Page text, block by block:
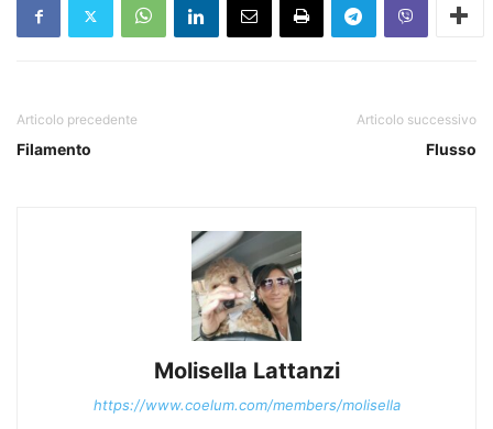
Articolo precedente
Filamento
Articolo successivo
Flusso
Molisella Lattanzi
https://www.coelum.com/members/molisella